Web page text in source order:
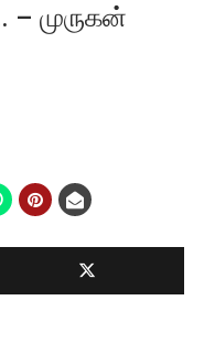
– முருகன்